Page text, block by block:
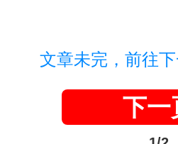
文章未完，前往
下一